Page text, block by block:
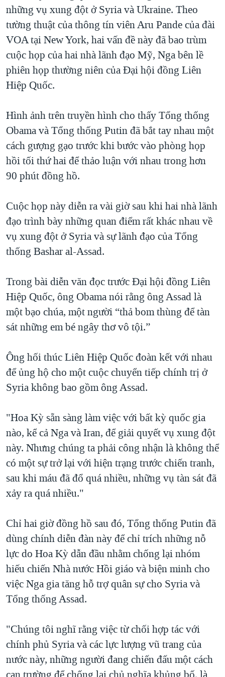
QUAN HỆ VIỆT MỸ
những vụ xung đột ở Syria và Ukraine. Theo
tường thuật của thông tín viên Aru Pande của đài
VOA tại New York, hai vấn đề này đã bao trùm
cuộc họp của hai nhà lãnh đạo Mỹ, Nga bên lề
phiên họp thường niên của Đại hội đồng Liên
Hiệp Quốc.
Hình ảnh trên truyền hình cho thấy Tổng thống
Obama và Tổng thống Putin đã bắt tay nhau một
cách gượng gạo trước khi bước vào phòng họp
hồi tối thứ hai để thảo luận với nhau trong hơn
90 phút đồng hồ.
Cuộc họp này diễn ra vài giờ sau khi hai nhà lãnh
đạo trình bày những quan điểm rất khác nhau về
vụ xung đột ở Syria và sự lãnh đạo của Tổng
thống Bashar al-Assad.
Trong bài diễn văn đọc trước Đại hội đồng Liên
Hiệp Quốc, ông Obama nói rằng ông Assad là
một bạo chúa, một người “thả bom thùng để tàn
sát những em bé ngây thơ vô tội.”
Ông hối thúc Liên Hiệp Quốc đoàn kết với nhau
để ủng hộ cho một cuộc chuyển tiếp chính trị ở
Syria không bao gồm ông Assad.
"Hoa Kỳ sẵn sàng làm việc với bất kỳ quốc gia
nào, kể cả Nga và Iran, để giải quyết vụ xung đột
này. Nhưng chúng ta phải công nhận là không thể
có một sự trở lại với hiện trạng trước chiến tranh,
sau khi máu đã đổ quá nhiều, những vụ tàn sát đã
xảy ra quá nhiều."
Chỉ hai giờ đồng hồ sau đó, Tổng thống Putin đã
dùng chính diễn đàn này để chỉ trích những nỗ
lực do Hoa Kỳ dẫn đầu nhằm chống lại nhóm
hiếu chiến Nhà nước Hồi giáo và biện minh cho
việc Nga gia tăng hỗ trợ quân sự cho Syria và
Tổng thống Assad.
"Chúng tôi nghĩ rằng việc từ chối hợp tác với
chính phủ Syria và các lực lượng vũ trang của
nước này, những người đang chiến đấu một cách